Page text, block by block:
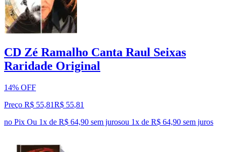
CD Zé Ramalho Canta Raul Seixas
Raridade Original
14% OFF
Preço R$ 55,81R$ 55,81
no Pix Ou 1x de R$ 64,90 sem jurosou 1x de R$ 64,90 sem juros